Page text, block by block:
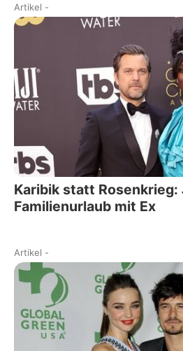
Artikel -
Karibik statt Rosenkrieg:
Familienurlaub mit Ex
Artikel -